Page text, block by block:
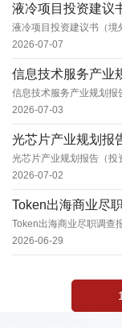
液冷项目投资建议书（境
2026-07-07
信息技术服务产业规划报
2026-07-03
光芯片产业规划报告（投
2026-07-02
Token出海商业尽职调查
2026-06-29
1